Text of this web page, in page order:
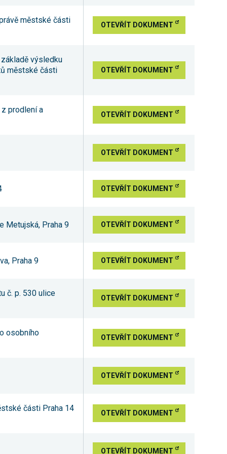
městské části
OTEVŘÍT DOKUMENT
výsledku
městské části
OTEVŘÍT DOKUMENT
prodlení a
OTEVŘÍT DOKUMENT
OTEVŘÍT DOKUMENT
OTEVŘÍT DOKUMENT
Metujská, Praha 9 OTEVŘÍT DOKUMENT
Praha 9 OTEVŘÍT DOKUMENT
č. p. 530 ulice
OTEVŘÍT DOKUMENT
osobního
OTEVŘÍT DOKUMENT
OTEVŘÍT DOKUMENT
části Praha 14
OTEVŘÍT DOKUMENT
OTEVŘÍT DOKUMENT